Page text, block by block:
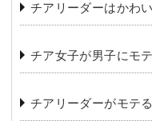
チアリーダーはかわ
チア女子が男子にモ
チアリーダーがモテ